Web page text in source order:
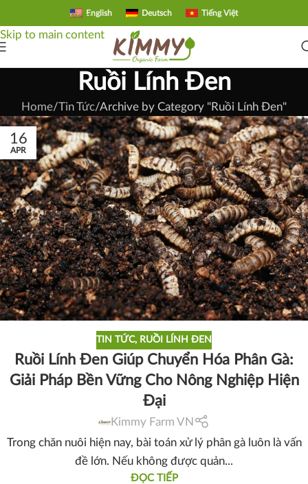
Skip to navigation
Skip to main content
English Deutsch Tiếng Việt
Ruồi Lính Đen
Home Tin Tức Archive by Category "Ruồi Lính Đen"
16
APR
TIN TỨC, RUỒI LÍNH ĐEN
Ruồi Lính Đen Giúp Chuyển Hóa Phân Gà:
Giải Pháp Bền Vững Cho Nông Nghiệp Hiện
Đại
Kimmy Farm VN
Trong chăn nuôi hiện nay, bài toán xử lý phân gà luôn là vấn
đề lớn. Nếu không được quản...
ĐỌC TIẾP